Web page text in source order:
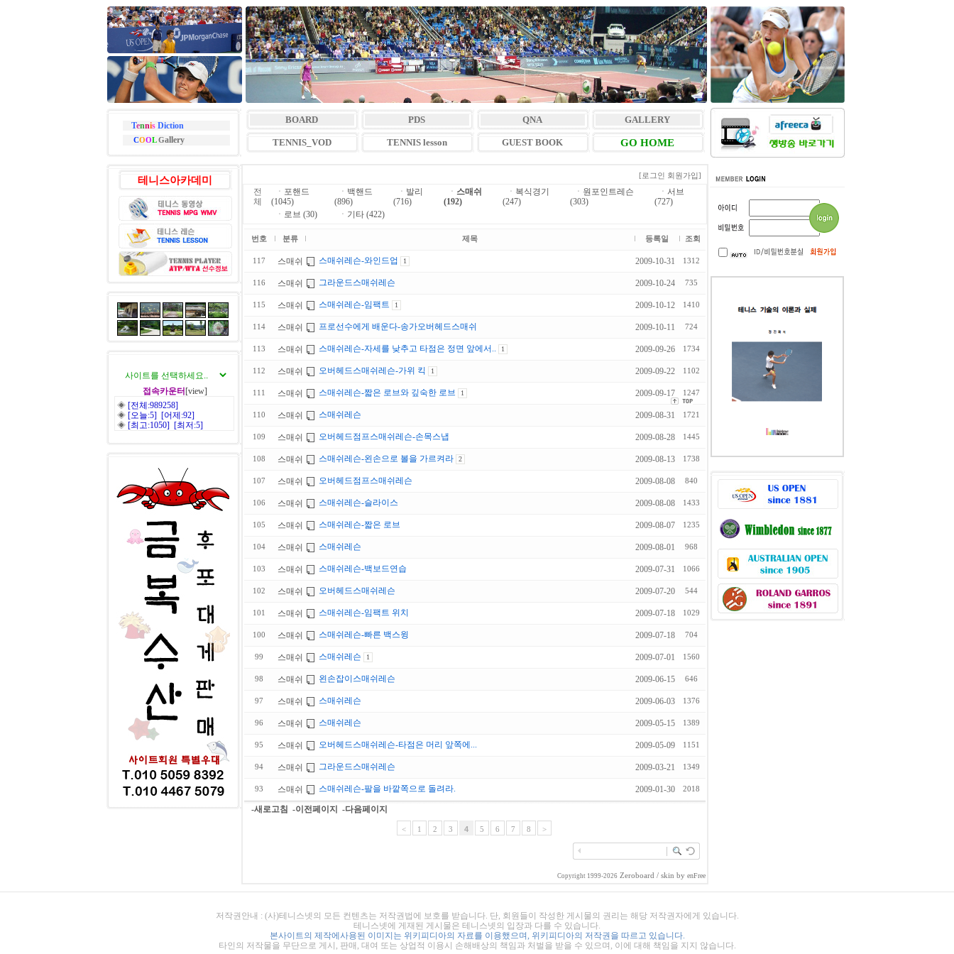
Tennis Diction
COOLGallery
BOARD PDS QNA GALLERY
TENNIS_VOD TENNIS lesson GUEST BOOK GO HOME
테니스아카데미
접속카운터 [view]
◈ [전체:989258]
◈ [오늘:5] [어제:92]
◈ [최고:1050] [최저:5]
[로그인 회원가입]
전
체
ㆍ 포핸드
(1045)
ㆍ 백핸드
(896)
ㆍ 발리
(716)
ㆍ 스매쉬
(192)
ㆍ 복식경기
(247)
ㆍ 원포인트레슨
(303)
ㆍ 서브
(727)
ㆍ 로브 (30) ㆍ 기타 (422)
번호 분류 제목 등록일 조회
117 스매쉬 스매쉬레슨-와인드업 1 2009-10-31 1312
116 스매쉬 그라운드스매쉬레슨 2009-10-24 735
115 스매쉬 스매쉬레슨-임팩트 1 2009-10-12 1410
114 스매쉬 프로선수에게 배운다-송가오버헤드스매쉬 2009-10-11 724
113 스매쉬 스매쉬레슨-자세를 낮추고 타점은 정면 앞에서.. 1 2009-09-26 1734
112 스매쉬 오버헤드스매쉬레슨-가위 킥 1 2009-09-22 1102
111 스매쉬 스매쉬레슨-짧은 로브와 깊숙한 로브 1 2009-09-17 1247
110 스매쉬 스매쉬레슨 2009-08-31 1721
109 스매쉬 오버헤드점프스매쉬레슨-손목스냅 2009-08-28 1445
108 스매쉬 스매쉬레슨-왼손으로 볼을 가르켜라 2 2009-08-13 1738
107 스매쉬 오버헤드점프스매쉬레슨 2009-08-08 840
106 스매쉬 스매쉬레슨-슬라이스 2009-08-08 1433
105 스매쉬 스매쉬레슨-짧은 로브 2009-08-07 1235
104 스매쉬 스매쉬레슨 2009-08-01 968
103 스매쉬 스매쉬레슨-백보드연습 2009-07-31 1066
102 스매쉬 오버헤드스매쉬레슨 2009-07-20 544
101 스매쉬 스매쉬레슨-임팩트 위치 2009-07-18 1029
100 스매쉬 스매쉬레슨-빠른 백스윙 2009-07-18 704
99 스매쉬 스매쉬레슨 1 2009-07-01 1560
98 스매쉬 왼손잡이스매쉬레슨 2009-06-15 646
97 스매쉬 스매쉬레슨 2009-06-03 1376
96 스매쉬 스매쉬레슨 2009-05-15 1389
95 스매쉬 오버헤드스매쉬레슨-타점은 머리 앞쪽에... 2009-05-09 1151
94 스매쉬 그라운드스매쉬레슨 2009-03-21 1349
93 스매쉬 스매쉬레슨-팔을 바깥쪽으로 돌려라. 2009-01-30 2018
-새로고침 -이전페이지 -다음페이지
< 1 2 3 4 5 6 7 8 >
Copyright 1999-2026 Zeroboard / skin by enFree
저작권안내 : (사)테니스넷의 모든 컨텐츠는 저작권법에 보호를 받습니다. 단, 회원들이 작성한 게시물의 권리는 해당 저작권자에게 있습니다.
테니스넷에 게재된 게시물은 테니스넷의 입장과 다를 수 있습니다.
본사이트의 제작에사용된 이미지는 위키피디아의 자료를 이용했으며, 위키피디아의 저작권을 따르고 있습니다.
타인의 저작물을 무단으로 게시, 판매, 대여 또는 상업적 이용시 손해배상의 책임과 처벌을 받을 수 있으며, 이에 대해 책임을 지지 않습니다.